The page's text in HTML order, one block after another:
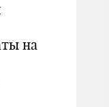
на